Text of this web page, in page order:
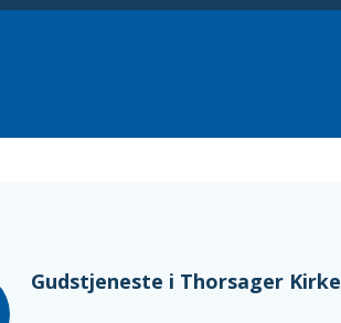
Gudstjeneste i Thorsager Kirke